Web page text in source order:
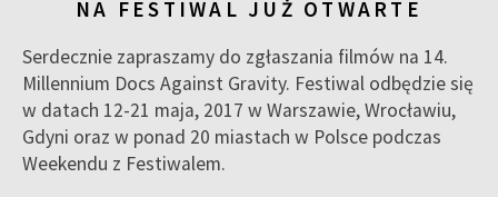
NA FESTIWAL JUŻ OTWARTE
Serdecznie zapraszamy do zgłaszania filmów na 14.
Millennium Docs Against Gravity. Festiwal odbędzie się
w datach 12-21 maja, 2017 w Warszawie, Wrocławiu,
Gdyni oraz w ponad 20 miastach w Polsce podczas
Weekendu z Festiwalem.